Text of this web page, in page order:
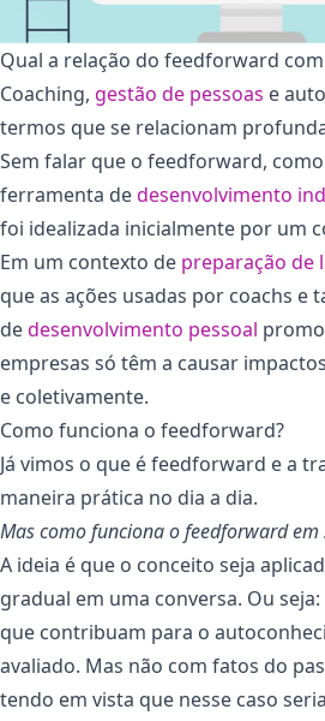
Qual a relação do feedforward
Coaching, gestão de pessoas e
termos que se relacionam
Sem falar que o feedforward,
ferramenta dedesenvolvimento
foi idealizada inicialmente por um
Em um contexto de preparação de
que as ações usadas por coachs e
dedesenvolvimento pessoal
empresas só têm a causar
e coletivamente.
Como funciona o feedforward?
Já vimos o que é feedforward e a
maneira prática no dia a dia.
Mas como funciona o feedforward em
A ideia é que o conceito seja
gradual em uma conversa. Ou
que contribuam para o
avaliado. Mas não com fatos do
tendo em vista que nesse caso